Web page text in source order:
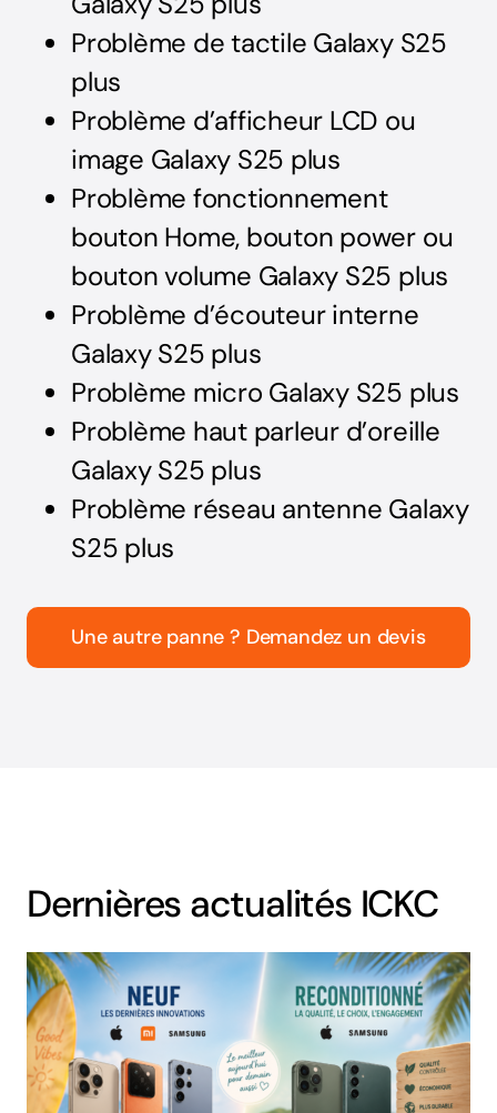
Problème de tactile Galaxy S25
plus
Problème d’afficheur LCD ou
image Galaxy S25 plus
Problème fonctionnement
bouton Home, bouton power ou
bouton volume Galaxy S25 plus
Problème d’écouteur interne
Galaxy S25 plus
Problème micro Galaxy S25 plus
Problème haut parleur d’oreille
Galaxy S25 plus
Problème réseau antenne Galaxy
S25 plus
Une autre panne ? Demandez un devis
Dernières actualités ICKC